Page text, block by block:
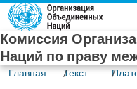
Skip to main content
Комиссия
Наций по праву
Главная
Тексты